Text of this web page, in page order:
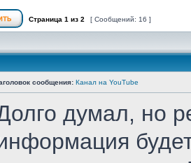
Страница 1 из 2 [ Сообщений: 16 ]
сообщения: Канал на YouTube
думал, но